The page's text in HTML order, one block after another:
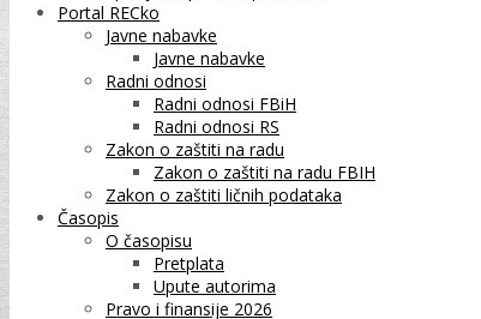
Portal RECko
Javne nabavke
Javne nabavke
Radni odnosi
Radni odnosi FBiH
Radni odnosi RS
Zakon o zaštiti na radu
Zakon o zaštiti na radu FBIH
Zakon o zaštiti ličnih podataka
Časopis
O časopisu
Pretplata
Upute autorima
Pravo i finansije 2026